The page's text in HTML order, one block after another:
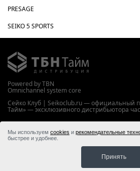
PRESAGE
SEIKO 5 SPORTS
Powered by TBN
Omnichannel system core
Сейко Клуб | Seikoclub.ru — официальный
Тайм» — эксклюзивного дистрибьютора
© 2026 ООО “ТБН Тайм”
Мы используем cookies и рекомендательные
быстрее и удобнее.
Принять